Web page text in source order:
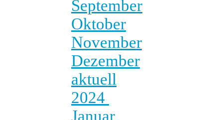
September
Oktober
November
Dezember
aktuell
2024
Januar